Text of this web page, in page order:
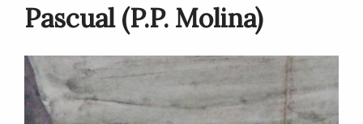
Pascual (P.P. Molina)